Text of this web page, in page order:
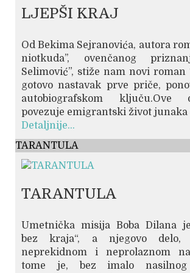
LJEPŠI KRAJ
Od Bekima Sejranovića, autora
niotkuda’’, ovenčanog
Selimović”, stiže nam novi roman
gotovo nastavak prve priče,
autobiografskom
povezuje emigrantski život junaka
Detaljnije...
TARANTULA
TARANTULA
Umetnička misija Boba Dilana
bez kraja“, a njegovo
neprekidnom i neprolaznom
tome je, bez imalo nasilnog